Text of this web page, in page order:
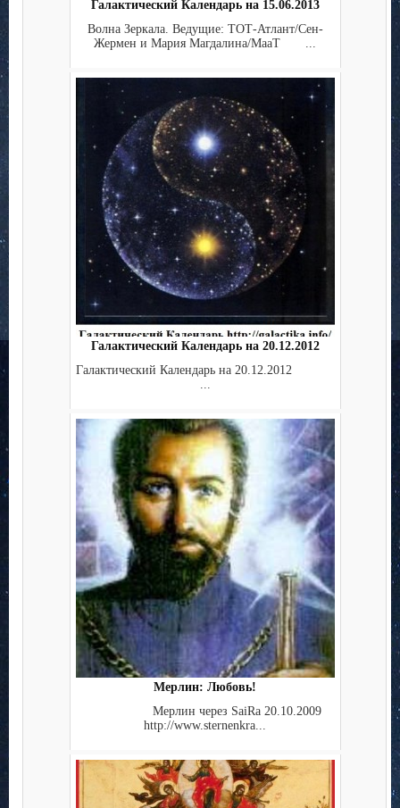
Галактический Календарь на 15.06.2013
Волна Зеркала. Ведущие: ТОТ-Атлант/Сен-
Жермен и Мария Магдалина/МааТ ...
Галактический Календарь на 20.12.2012
Галактический Календарь на 20.12.2012
Мерлин: Любовь!
Мерлин через SaiRa 20.10.2009
http://www.sternenkra...